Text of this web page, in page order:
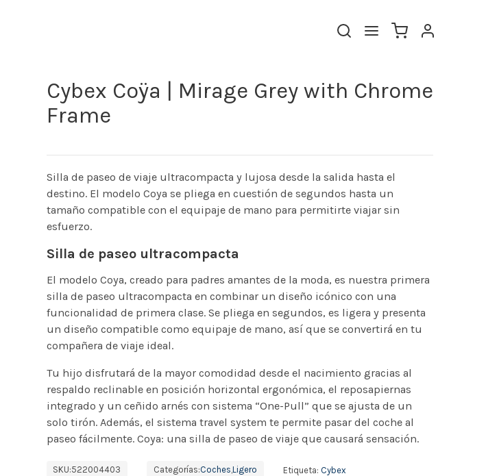
Cybex Coÿa | Mirage Grey with Chrome
Frame
Silla de paseo de viaje ultracompacta y lujosa desde la salida hasta el
destino. El modelo Coya se pliega en cuestión de segundos hasta un
tamaño compatible con el equipaje de mano para permitirte viajar sin
esfuerzo.
Silla de paseo ultracompacta
El modelo Coya, creado para padres amantes de la moda, es nuestra primera
silla de paseo ultracompacta en combinar un diseño icónico con una
funcionalidad de primera clase. Se pliega en segundos, es ligera y presenta
un diseño compatible como equipaje de mano, así que se convertirá en tu
compañera de viaje ideal.
Tu hijo disfrutará de la mayor comodidad desde el nacimiento gracias al
respaldo reclinable en posición horizontal ergonómica, el reposapiernas
integrado y un ceñido arnés con sistema “One-Pull” que se ajusta de un
solo tirón. Además, el sistema travel system te permite pasar del coche al
paseo fácilmente. Coya: una silla de paseo de viaje que causará sensación.
SKU:522004403 Categorías:Coches,Ligero Etiqueta: Cybex